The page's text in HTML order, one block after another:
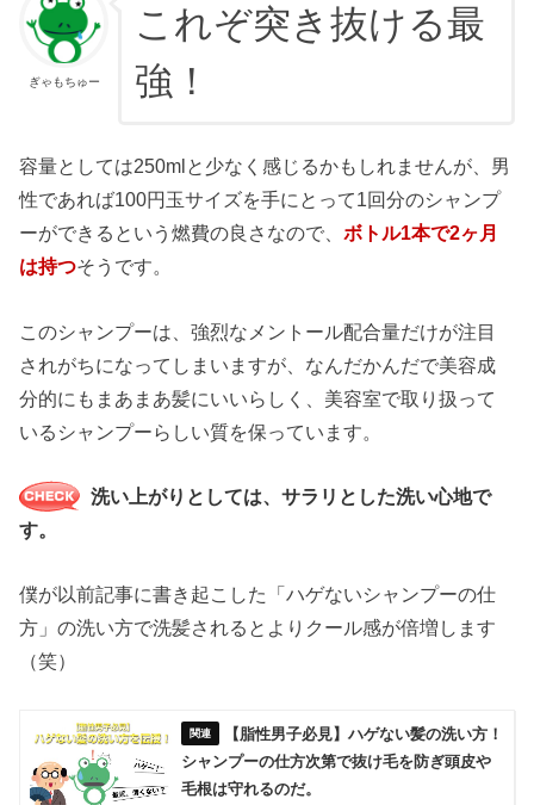
ぎゃもちゅー
これぞ突き抜ける最
強！
容量としては250mlと少なく感じるかもしれませんが、男
性であれば100円玉サイズを手にとって1回分のシャンプ
ーができるという燃費の良さなので、ボトル1本で2ヶ月
は持つそうです。
このシャンプーは、強烈なメントール配合量だけが注目
されがちになってしまいますが、なんだかんだで美容成
分的にもまあまあ髪にいいらしく、美容室で取り扱って
いるシャンプーらしい質を保っています。
洗い上がりとしては、サラリとした洗い心地で
す。
僕が以前記事に書き起こした「ハゲないシャンプーの仕
方」の洗い方で洗髪されるとよりクール感が倍増します
（笑）
【脂性男子必見】ハゲない髪の洗い方！
シャンプーの仕方次第で抜け毛を防ぎ頭皮や
毛根は守れるのだ。